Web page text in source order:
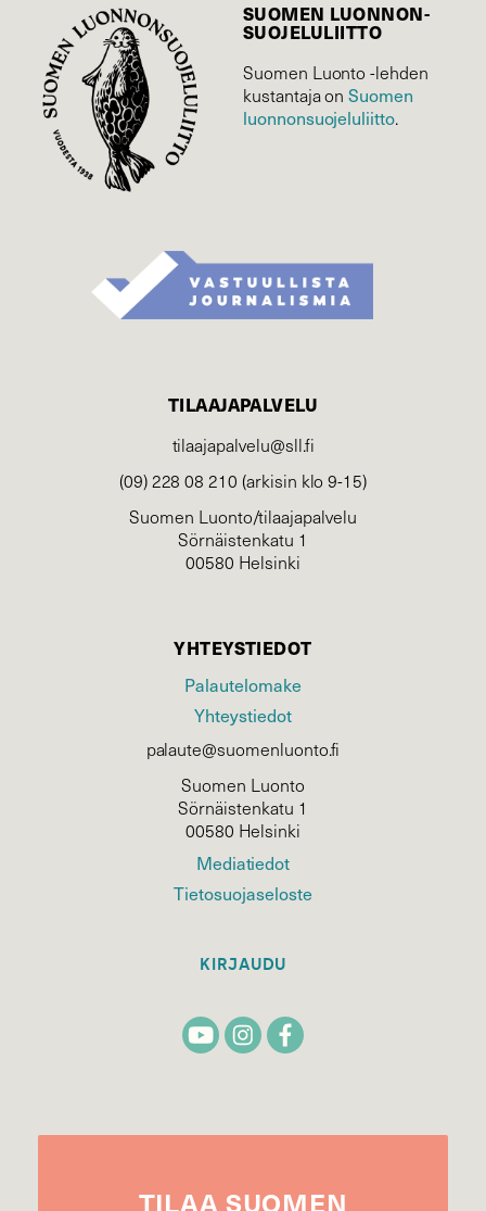
SUOMEN LUONNON­
SUOJELU­LIITTO
Suomen Luonto -lehden
kustantaja onSuomen
luonnonsuojelu­liitto.
TILAAJAPALVELU
tilaajapalvelu@sll.fi
(09) 228 08 210 (arkisin klo 9-15)
Suomen Luonto/tilaajapalvelu
Sörnäistenkatu 1
00580 Helsinki
YHTEYSTIEDOT
Palautelomake
Yhteystiedot
palaute@suomenluonto.fi
Suomen Luonto
Sörnäistenkatu 1
00580 Helsinki
Mediatiedot
Tietosuojaseloste
KIRJAUDU
TILAA SUOMEN